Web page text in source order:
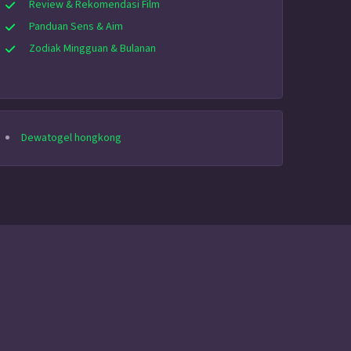
Review & Rekomendasi Film
Panduan Sens & Aim
Zodiak Mingguan & Bulanan
Dewatogel hongkong